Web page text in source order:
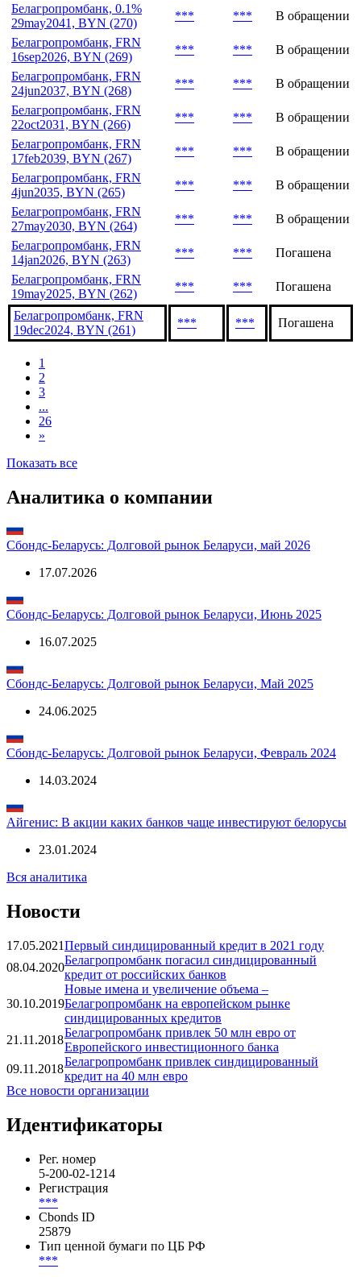
Белагропромбанк, 0.1%
29may2041, BYN (270)
*** ***
В обращении
Белагропромбанк, FRN
16sep2026, BYN (269)
*** ***
В обращении
Белагропромбанк, FRN
24jun2037, BYN (268)
*** ***
В обращении
Белагропромбанк, FRN
22oct2031, BYN (266)
*** ***
В обращении
Белагропромбанк, FRN
17feb2039, BYN (267)
*** ***
В обращении
Белагропромбанк, FRN
4jun2035, BYN (265)
*** ***
В обращении
Белагропромбанк, FRN
27may2030, BYN (264)
*** ***
В обращении
Белагропромбанк, FRN
14jan2026, BYN (263)
*** ***
Погашена
Белагропромбанк, FRN
19may2025, BYN (262)
*** *** Погашена
Белагропромбанк, FRN
19dec2024, BYN (261)
*** *** Погашена
1
2
3
...
26
»
Показать все
Аналитика о компании
Сбондс-Беларусь: Долговой рынок Беларуси, май 2026
17.07.2026
Сбондс-Беларусь: Долговой рынок Беларуси, Июнь 2025
16.07.2025
Сбондс-Беларусь: Долговой рынок Беларуси, Май 2025
24.06.2025
Сбондс-Беларусь: Долговой рынок Беларуси, Февраль 2024
14.03.2024
Айгенис: В акции каких банков чаще инвестируют белорусы
23.01.2024
Вся аналитика
Новости
17.05.2021Первый синдицированный кредит в 2021 году
08.04.2020
Белагропромбанк погасил синдицированный
кредит от российских банков
30.10.2019
Новые имена и увеличение объема –
Белагропромбанк на европейском рынке
синдицированных кредитов
21.11.2018
Белагропромбанк привлек 50 млн евро от
Европейского инвестиционного банка
09.11.2018
Белагропромбанк привлек синдицированный
кредит на 40 млн евро
Все новости организации
Идентификаторы
Рег. номер
5-200-02-1214
Регистрация
***
Cbonds ID
25879
Тип ценной бумаги по ЦБ РФ
***